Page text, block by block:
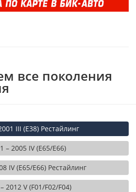
все поколения
III (E38) Рестайлинг
– 2005 IV (E65/E66)
IV (E65/E66) Рестайлинг
2012 V (F01/F02/F04)